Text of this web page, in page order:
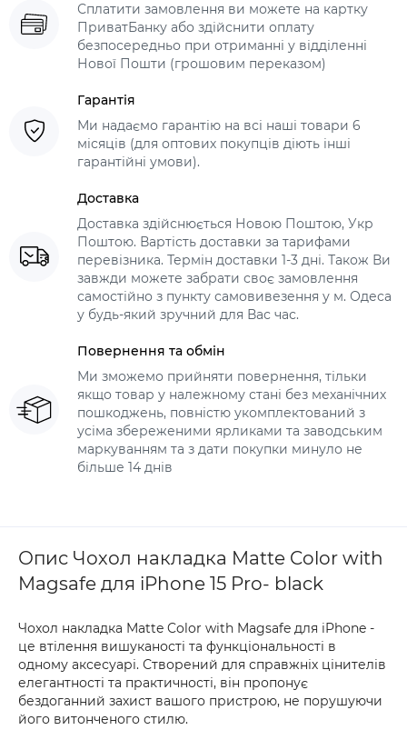
Сплатити замовлення ви можете на картку
ПриватБанку або здійснити оплату
безпосередньо при отриманні у відділенні
Нової Пошти (грошовим переказом)
Гарантія
Ми надаємо гарантію на всі наші товари 6
місяців (для оптових покупців діють інші
гарантійні умови).
Доставка
Доставка здійснюється Новою Поштою, Укр
Поштою. Вартість доставки за тарифами
перевізника. Термін доставки 1-3 дні. Також Ви
завжди можете забрати своє замовлення
самостійно з пункту самовивезення у м. Одеса
у будь-який зручний для Вас час.
Повернення та обмін
Ми зможемо прийняти повернення, тільки
якщо товар у належному стані без механічних
пошкоджень, повністю укомплектований з
усіма збереженими ярликами та заводським
маркуванням та з дати покупки минуло не
більше 14 днів
Опис Чохол накладка Matte Color with
Magsafe для iPhone 15 Pro- black
Чохол накладка Matte Color with Magsafe для iPhone -
це втілення вишуканості та функціональності в
одному аксесуарі. Створений для справжніх цінителів
елегантності та практичності, він пропонує
бездоганний захист вашого пристрою, не порушуючи
його витонченого стилю.